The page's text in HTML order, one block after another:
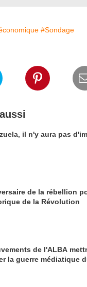
#Sondage
il n'y aura pas
de la rébellion
de la Révolution
de l'ALBA
la guerre médiatique